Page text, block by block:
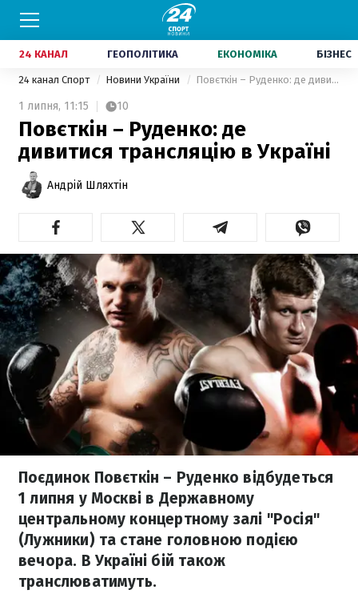
24 КАНАЛ ГЕОПОЛІТИКА ЕКОНОМІКА БІЗНЕС
24 канал Спорт Новини України Повєткін – Руденко: де дивитися трансляцію в Україні
1 липня, 11:15 10
Повєткін – Руденко: де
дивитися трансляцію в Україні
Андрій Шляхтін
Поєдинок Повєткін – Руденко відбудеться
1 липня у Москві в Державному
центральному концертному залі "Росія"
(Лужники) та стане головною подією
вечора. В Україні бій також
транслюватимуть.